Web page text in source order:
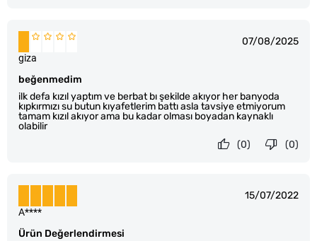
07/08/2025
beğenmedim
ilk defa kızıl yaptım ve berbat bı şekilde akıyor her banyoda
kıpkırmızı su butun kıyafetlerim battı asla tavsiye etmiyorum
tamam kızıl akıyor ama bu kadar olması boyadan kaynaklı
olabilir
giza
(0)
(0)
15/07/2022
Ürün Değerlendirmesi
A****